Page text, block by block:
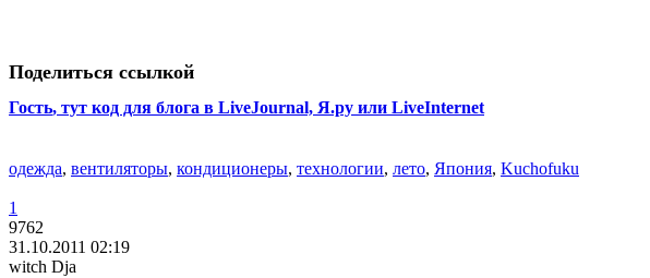
Поделиться ссылкой
Гость, тут код для блога в LiveJournal, Я.ру или LiveInternet
одежда, вентиляторы, кондиционеры, технологии, лето, Япония, Kuchofuku
1
9762
31.10.2011 02:19
witch Dja